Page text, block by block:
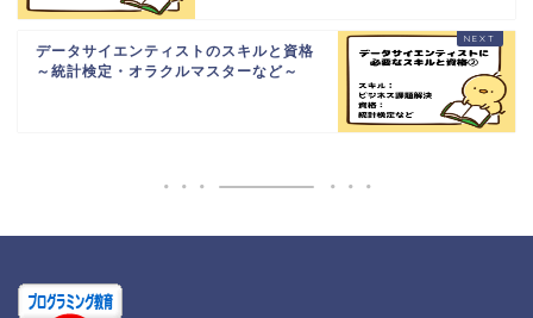
データサイエンティストのスキルと資格
～統計検定・オラクルマスターなど～